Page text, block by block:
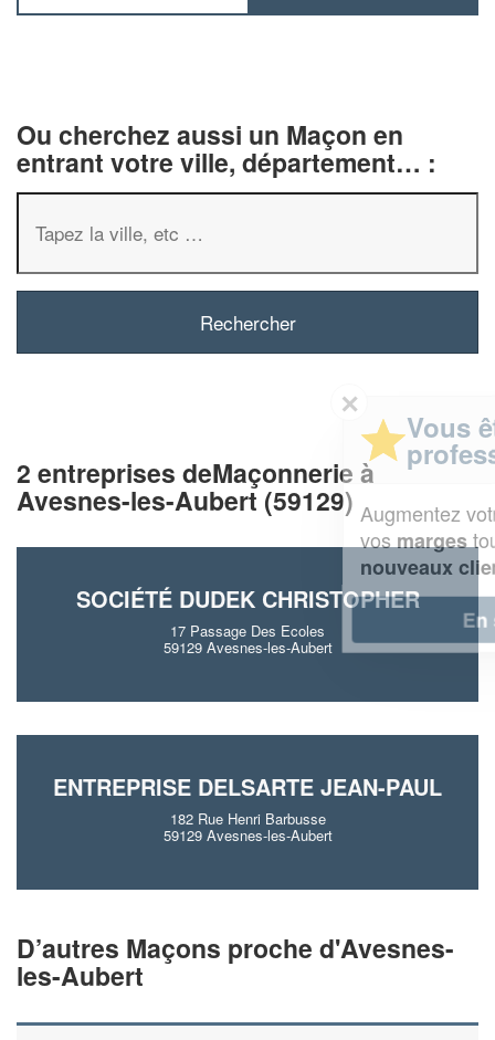
Ou cherchez aussi un Maçon en
entrant votre ville, département… :
2 entreprises deMaçonnerie à
Avesnes-les-Aubert (59129)
SOCIÉTÉ DUDEK CHRISTOPHER
17 Passage Des Ecoles
59129 Avesnes-les-Aubert
ENTREPRISE DELSARTE JEAN-PAUL
182 Rue Henri Barbusse
59129 Avesnes-les-Aubert
D’autres Maçons proche d'Avesnes-
les-Aubert
professionnel ?
Augmentez votrechiffre d'affaireset
marges tout en gagnant de
En savoir plus